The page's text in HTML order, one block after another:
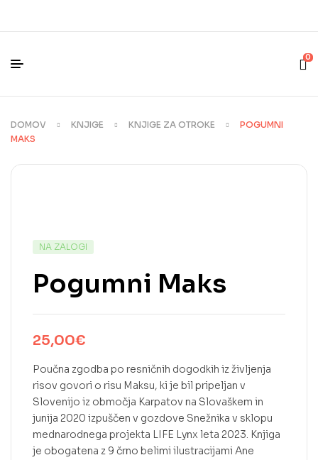
0
DOMOV KNJIGE KNJIGE ZA OTROKE
POGUMNI
MAKS
NA ZALOGI
Pogumni Maks
25,00€
Poučna zgodba po resničnih dogodkih iz življenja
risov govori o risu Maksu, ki je bil pripeljan v
Slovenijo iz območja Karpatov na Slovaškem in
junija 2020 izpuščen v gozdove Snežnika v sklopu
mednarodnega projekta LIFE Lynx leta 2023. Knjiga
je obogatena z 9 črno belimi ilustracijami Ane